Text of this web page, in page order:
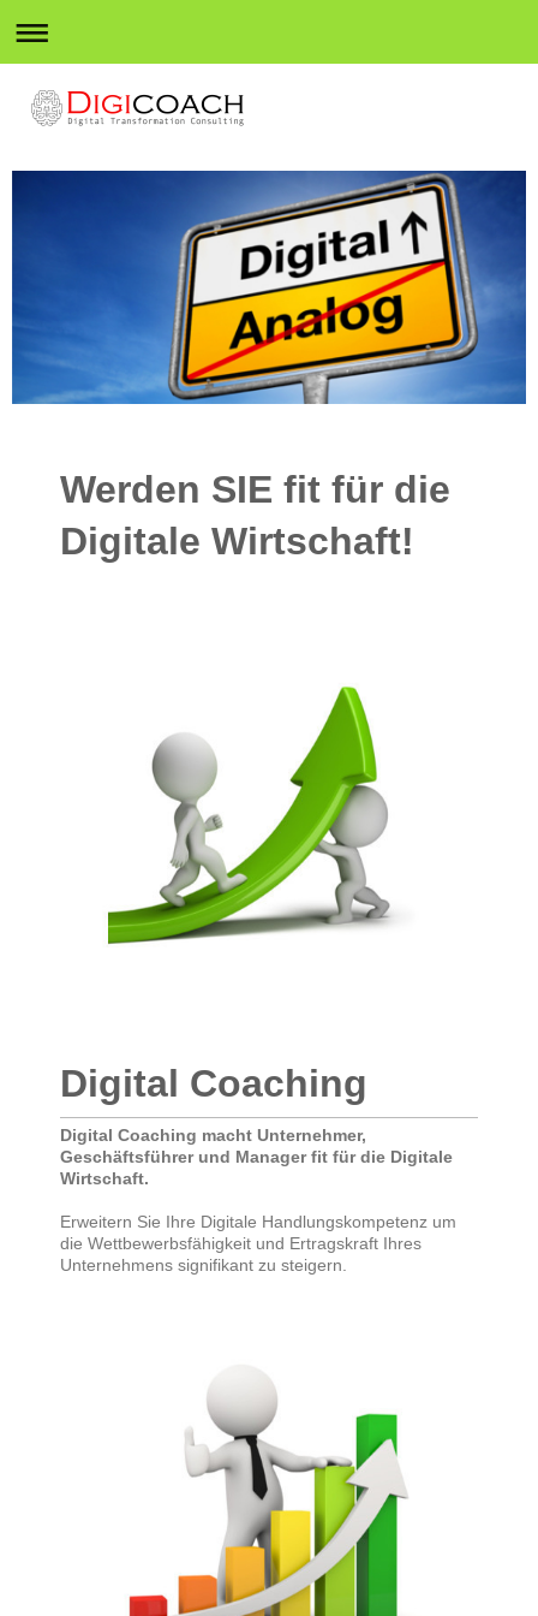
Werden SIE fit für die
Digitale Wirtschaft!
Digital Coaching
Digital Coaching macht Unternehmer,
Geschäftsführer und Manager fit für die Digitale
Wirtschaft.
Erweitern Sie Ihre Digitale Handlungskompetenz um
die Wettbewerbsfähigkeit und Ertragskraft Ihres
Unternehmens signifikant zu steigern.